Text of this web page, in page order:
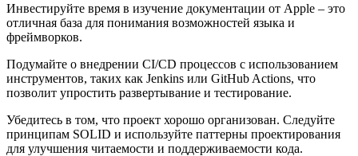
Инвестируйте время в изучение документации от Apple – это
отличная база для понимания возможностей языка и
фреймворков.
Подумайте о внедрении CI/CD процессов с использованием
инструментов, таких как Jenkins или GitHub Actions, что
позволит упростить развертывание и тестирование.
Убедитесь в том, что проект хорошо организован. Следуйте
принципам SOLID и используйте паттерны проектирования
для улучшения читаемости и поддерживаемости кода.